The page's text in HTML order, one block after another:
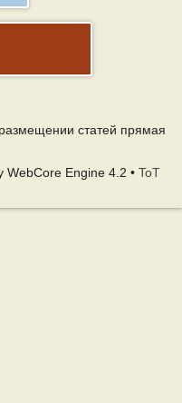
статей прямая
WebCore Engine 4.2 • ToT